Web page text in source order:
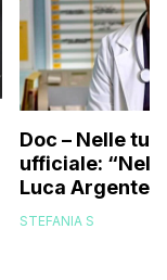
Doc – Nelle
ufficiale:
Luca
STEFANIA S